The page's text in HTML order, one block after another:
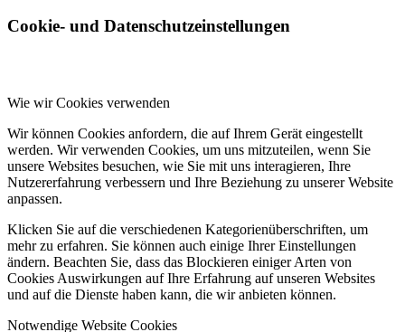
Cookie- und Datenschutzeinstellungen
Wie wir Cookies verwenden
Wir können Cookies anfordern, die auf Ihrem Gerät eingestellt
werden. Wir verwenden Cookies, um uns mitzuteilen, wenn Sie
unsere Websites besuchen, wie Sie mit uns interagieren, Ihre
Nutzererfahrung verbessern und Ihre Beziehung zu unserer Website
anpassen.
Klicken Sie auf die verschiedenen Kategorienüberschriften, um
mehr zu erfahren. Sie können auch einige Ihrer Einstellungen
ändern. Beachten Sie, dass das Blockieren einiger Arten von
Cookies Auswirkungen auf Ihre Erfahrung auf unseren Websites
und auf die Dienste haben kann, die wir anbieten können.
Notwendige Website Cookies